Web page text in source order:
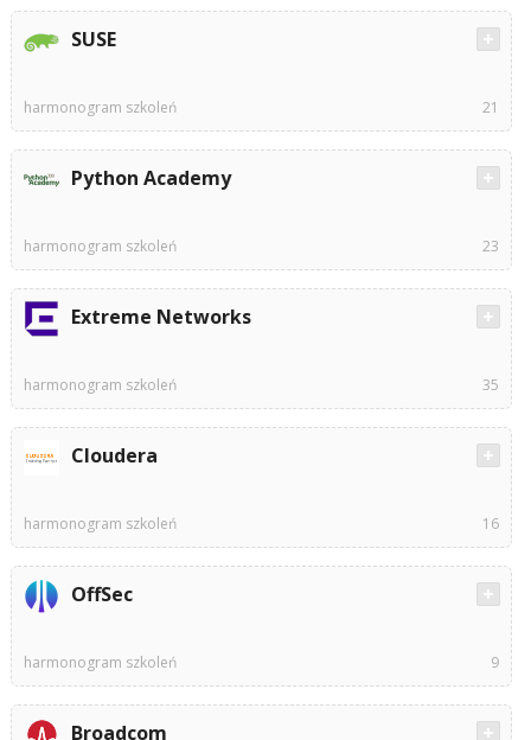
SUSE
harmonogram szkoleń 21
Python Academy
harmonogram szkoleń 23
Extreme Networks
harmonogram szkoleń 35
Cloudera
harmonogram szkoleń 16
OffSec
harmonogram szkoleń 9
Broadcom